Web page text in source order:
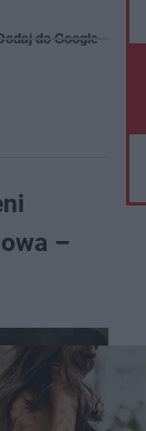
do Google
–